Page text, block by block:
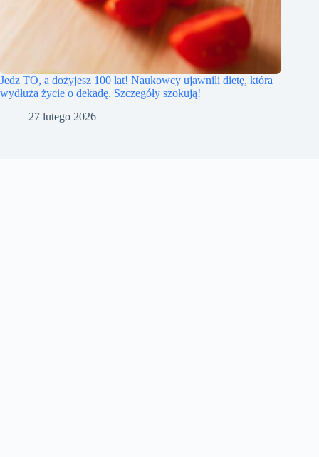
Jedz TO, a dożyjesz 100 lat! Naukowcy ujawnili dietę, która
wydłuża życie o dekadę. Szczegóły szokują!
27 lutego 2026